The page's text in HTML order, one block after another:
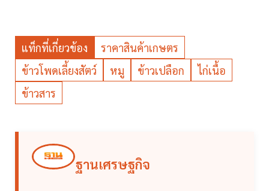
แท็กที่เกี่ยวข้อง
ราคาสินค้าเกษตร
ข้าวโพดเลี้ยงสัตว์
หมู ข้าวเปลือก
ไก่เนื้อ
ข้าวสาร
ฐานเศรษฐกิจ